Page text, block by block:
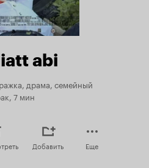
abi
драма, семейный
7 мин
Добавить Еще